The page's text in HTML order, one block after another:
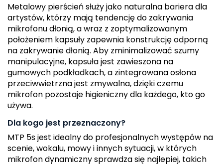
Metalowy pierścień służy jako naturalna bariera dla
artystów, którzy mają tendencję do zakrywania
mikrofonu dłonią, a wraz z zoptymalizowanym
położeniem kapsuły zapewnia konstrukcję odporną
na zakrywanie dłonią. Aby zminimalizować szumy
manipulacyjne, kapsuła jest zawieszona na
gumowych podkładkach, a zintegrowana osłona
przeciwwietrzna jest zmywalna, dzięki czemu
mikrofon pozostaje higieniczny dla każdego, kto go
używa.
Dla kogo jest przeznaczony?
MTP 5s jest idealny do profesjonalnych występów na
scenie, wokalu, mowy i innych sytuacji, w których
mikrofon dynamiczny sprawdza się najlepiej, takich